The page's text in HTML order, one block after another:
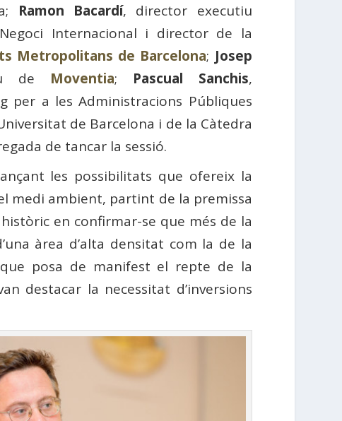
Ramon Bacardí, director executiu
Internacional i director de la
Metropolitans de Barcelona; Josep
de Moventia; Pascual Sanchis,
per a les Administracions Públiques
de Barcelona i de la Càtedra
de tancar la sessió.
les possibilitats que ofereix la
medi ambient, partint de la premissa
en confirmar-se que més de la
àrea d’alta densitat com la de la
posa de manifest el repte de la
destacar la necessitat d’inversions